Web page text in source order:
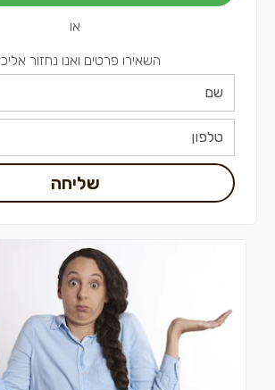
או
השאירו פרטים ואנו נחזור
שליחה